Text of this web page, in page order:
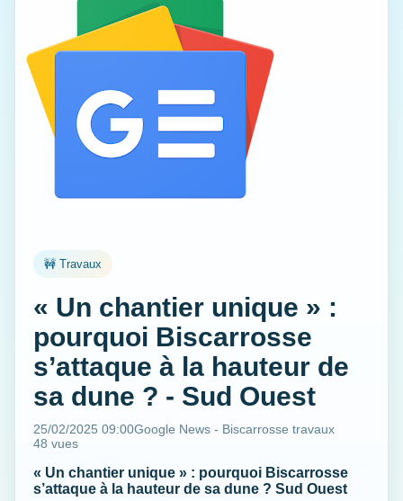
🚧 Travaux
« Un chantier unique » :
pourquoi Biscarrosse
s’attaque à la hauteur de
sa dune ? - Sud Ouest
25/02/2025 09:00Google News - Biscarrosse travaux
48 vues
« Un chantier unique » : pourquoi Biscarrosse
s’attaque à la hauteur de sa dune ? Sud Ouest